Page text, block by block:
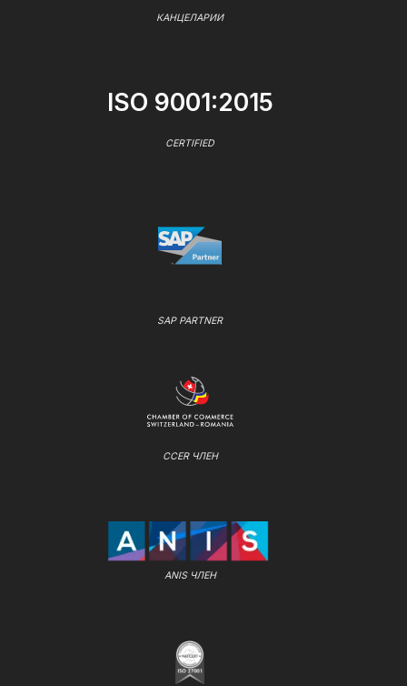
КАНЦЕЛАРИИ
ISO 9001:2015
CERTIFIED
SAP PARTNER
CCER ЧЛЕН
ANIS ЧЛЕН